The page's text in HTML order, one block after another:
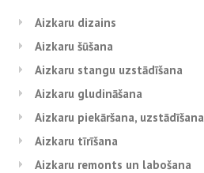
Aizkaru dizains
Aizkaru šūšana
Aizkaru stangu uzstādīšana
Aizkaru gludināšana
Aizkaru piekāršana, uzstādīšana
Aizkaru tīrīšana
Aizkaru remonts un labošana